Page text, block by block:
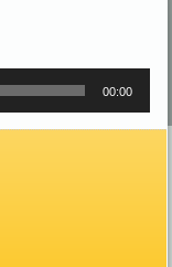
00:00